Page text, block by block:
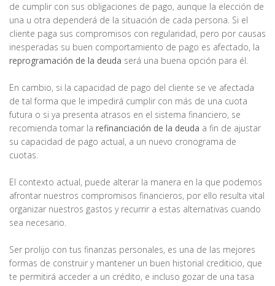
de cumplir con sus obligaciones de pago, aunque la elección de
una u otra dependerá de la situación de cada persona. Si el
cliente paga sus compromisos con regularidad, pero por causas
inesperadas su buen comportamiento de pago es afectado, la
reprogramación de la deuda será una buena opción para él.
En cambio, si la capacidad de pago del cliente se ve afectada
de tal forma que le impedirá cumplir con más de una cuota
futura o si ya presenta atrasos en el sistema financiero, se
recomienda tomar la refinanciación de la deuda a fin de ajustar
su capacidad de pago actual, a un nuevo cronograma de
cuotas.
El contexto actual, puede alterar la manera en la que podemos
afrontar nuestros compromisos financieros, por ello resulta vital
organizar nuestros gastos y recurrir a estas alternativas cuando
sea necesario.
Ser prolijo con tus finanzas personales, es una de las mejores
formas de construir y mantener un buen historial crediticio, que
te permitirá acceder a un crédito, e incluso gozar de una tasa